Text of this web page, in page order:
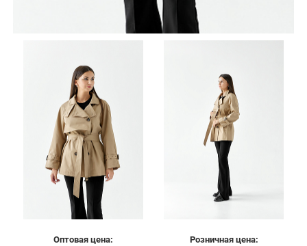
Оптовая цена:
Розничная цена: